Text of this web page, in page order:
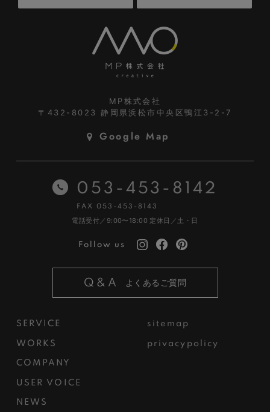
MP株式会社
〒432-8023静岡県浜松市中央区鴨江3-2-7
Google Map
SERVICE
WORKS
COMPANY
USER VOICE
NEWS
sitemap
privacypolicy
053-453-8142
FAX 053-453-8143
電話受付／9:00〜18:00 定休日／土・日
Follow us
Q&A よくあるご質問